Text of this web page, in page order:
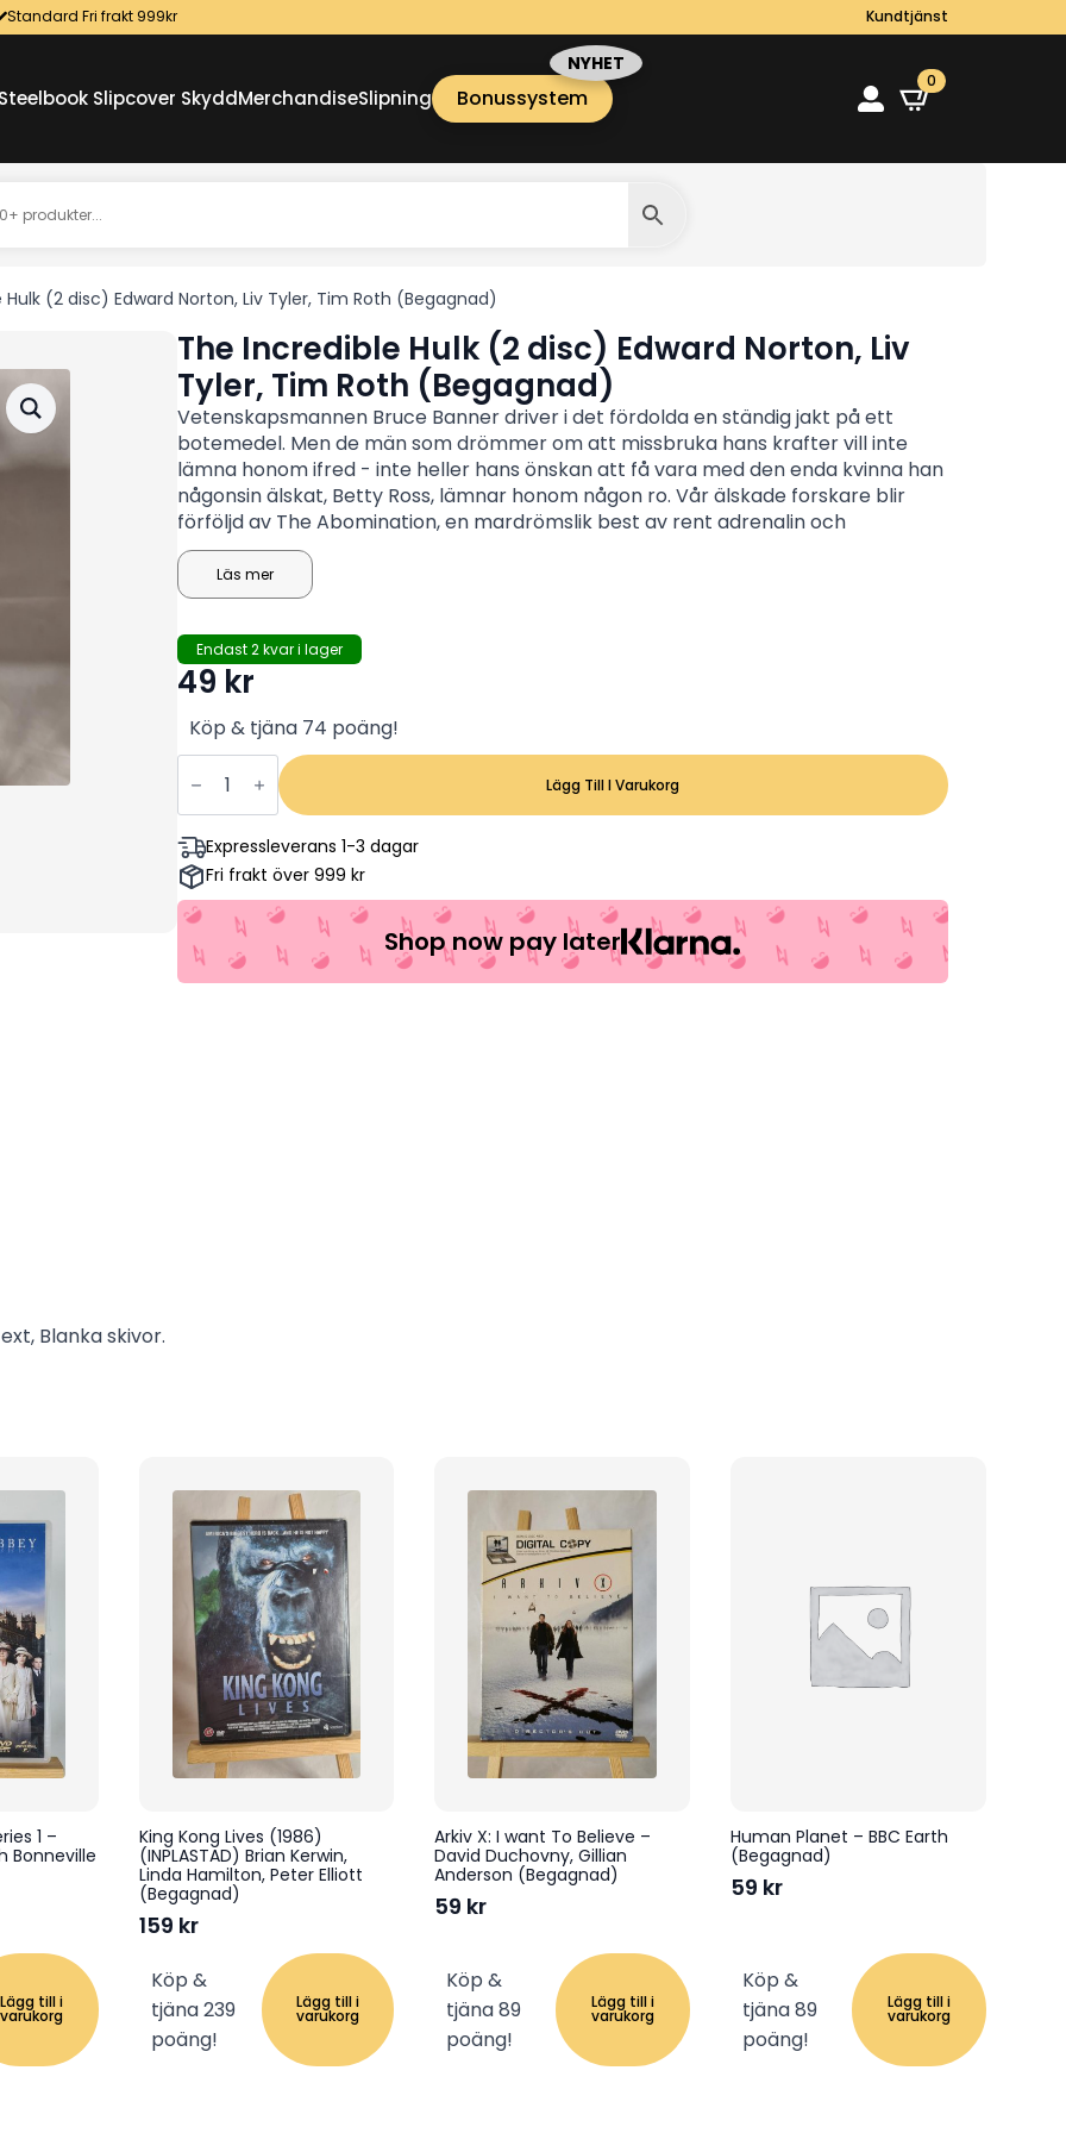
Standard Fri frakt 999kr Kundtjänst
Slipcover SkyddMerchandiseSlipning Bonussystem
0
(2 disc) Edward Norton, Liv Tyler, Tim Roth (Begagnad)
The Incredible Hulk (2 disc) Edward Norton, Liv
Tyler, Tim Roth (Begagnad)
Vetenskapsmannen Bruce Banner driver i det fördolda en ständig jakt på ett
botemedel. Men de män som drömmer om att missbruka hans krafter vill inte
lämna honom ifred - inte heller hans önskan att få vara med den enda kvinna han
någonsin älskat, Betty Ross, lämnar honom någon ro. Vår älskade forskare blir
förföljd av The Abomination, en mardrömslik best av rent adrenalin och
aggression vars krafter kan mäta sig med hulkens egna.
Läs mer
Endast 2 kvar i lager
49 kr
Köp & tjäna 74 poäng!
The
Incredible
(2
disc)
Edward
Norton,
Liv
Tyler,
Roth
(Begagnad)
mängd
Lägg Till I Varukorg
Expressleverans 1-3 dagar
Fri frakt över 999 kr
Shop now pay later
Blanka skivor.
1 –
Bonneville
Lägg till i
varukorg
King Kong Lives (1986)
(INPLASTAD) Brian Kerwin,
Linda Hamilton, Peter Elliott
(Begagnad)
159 kr
Köp &
tjäna 239
poäng!
Lägg till i
varukorg
Arkiv X: I want To Believe –
David Duchovny, Gillian
Anderson (Begagnad)
59 kr
Köp &
tjäna 89
poäng!
Lägg till i
varukorg
Human Planet – BBC Earth
(Begagnad)
59 kr
Köp &
tjäna 89
poäng!
Lägg till i
varukorg